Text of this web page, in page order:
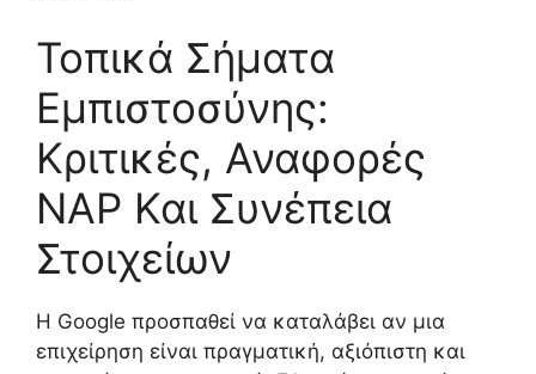
Τοπικά Σήματα
Εμπιστοσύνης:
Κριτικές, Αναφορές
NAP Και Συνέπεια
Στοιχείων
Η Google προσπαθεί να καταλάβει αν μια
επιχείρηση είναι πραγματική, αξιόπιστη και